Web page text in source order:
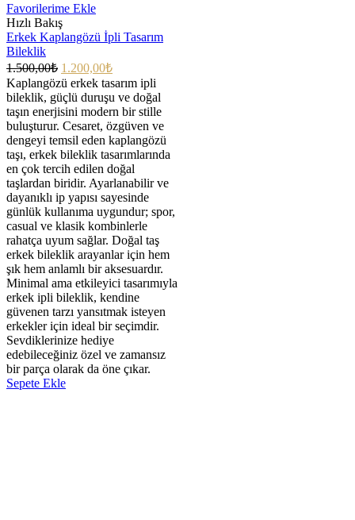
Favorilerime Ekle
Hızlı Bakış
Erkek Kaplangözü İpli Tasarım
Bileklik
1.500,00₺ 1.200,00₺
Kaplangözü erkek tasarım ipli
bileklik, güçlü duruşu ve doğal
taşın enerjisini modern bir stille
buluşturur. Cesaret, özgüven ve
dengeyi temsil eden kaplangözü
taşı, erkek bileklik tasarımlarında
en çok tercih edilen doğal
taşlardan biridir. Ayarlanabilir ve
dayanıklı ip yapısı sayesinde
günlük kullanıma uygundur; spor,
casual ve klasik kombinlerle
rahatça uyum sağlar. Doğal taş
erkek bileklik arayanlar için hem
şık hem anlamlı bir aksesuardır.
Minimal ama etkileyici tasarımıyla
erkek ipli bileklik, kendine
güvenen tarzı yansıtmak isteyen
erkekler için ideal bir seçimdir.
Sevdiklerinize hediye
edebileceğiniz özel ve zamansız
bir parça olarak da öne çıkar.
Sepete Ekle